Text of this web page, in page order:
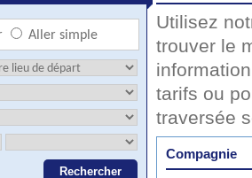
Utilisez
trouver le
tarifs ou
traversée
Compagnie